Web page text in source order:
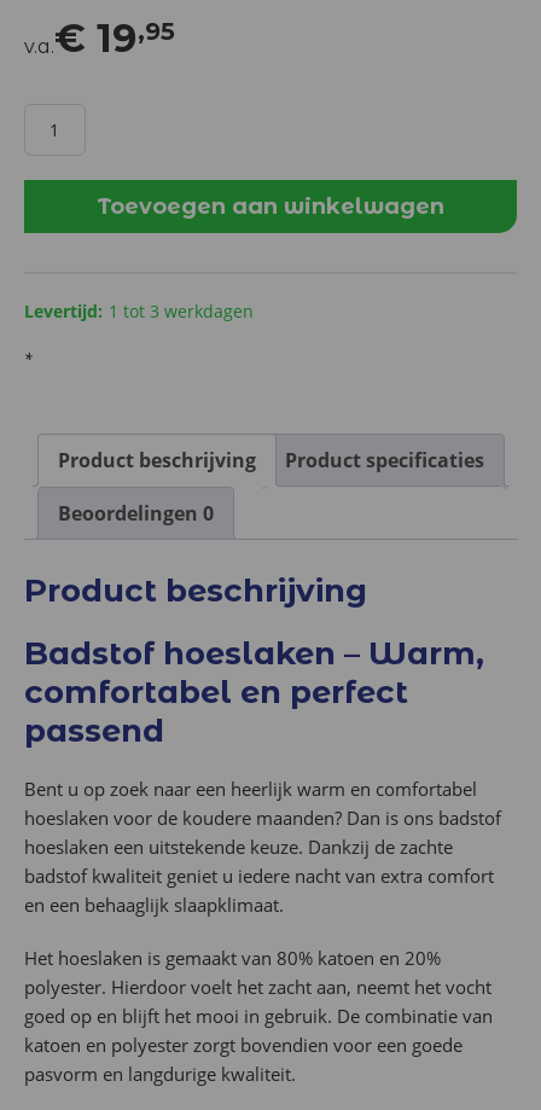
Product beschrijving
Product specificaties
Beoordelingen 0
Product beschrijving
Badstof hoeslaken – Warm,
comfortabel en perfect
passend
Bent u op zoek naar een heerlijk warm en comfortabel
hoeslaken voor de koudere maanden? Dan is ons badstof
hoeslaken een uitstekende keuze. Dankzij de zachte
badstof kwaliteit geniet u iedere nacht van extra comfort
en een behaaglijk slaapklimaat.
Het hoeslaken is gemaakt van 80% katoen en 20%
polyester. Hierdoor voelt het zacht aan, neemt het vocht
goed op en blijft het mooi in gebruik. De combinatie van
katoen en polyester zorgt bovendien voor een goede
pasvorm en langdurige kwaliteit.
v.a.€ 19,95
Badstof
|
Hoekhoogte
30
Toevoegen aan winkelwagen
Levertijd: 1 tot 3 werkdagen
*